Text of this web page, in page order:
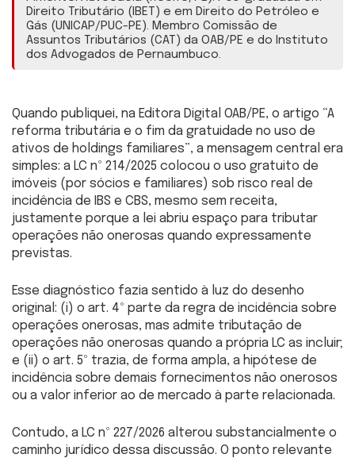
Direito Tributário (IBET) e em Direito do Petróleo e
Gás (UNICAP/PUC-PE). Membro Comissão de
Assuntos Tributários (CAT) da OAB/PE e do Instituto
dos Advogados de Pernaumbuco.
Quando publiquei, na Editora Digital OAB/PE, o artigo “A
reforma tributária e o fim da gratuidade no uso de
ativos de holdings familiares”, a mensagem central era
simples: a LC nº 214/2025 colocou o uso gratuito de
imóveis (por sócios e familiares) sob risco real de
incidência de IBS e CBS, mesmo sem receita,
justamente porque a lei abriu espaço para tributar
operações não onerosas quando expressamente
previstas.
Esse diagnóstico fazia sentido à luz do desenho
original: (i) o art. 4º parte da regra de incidência sobre
operações onerosas, mas admite tributação de
operações não onerosas quando a própria LC as incluir;
e (ii) o art. 5º trazia, de forma ampla, a hipótese de
incidência sobre demais fornecimentos não onerosos
ou a valor inferior ao de mercado à parte relacionada.
Contudo, a LC nº 227/2026 alterou substancialmente o
caminho jurídico dessa discussão. O ponto relevante